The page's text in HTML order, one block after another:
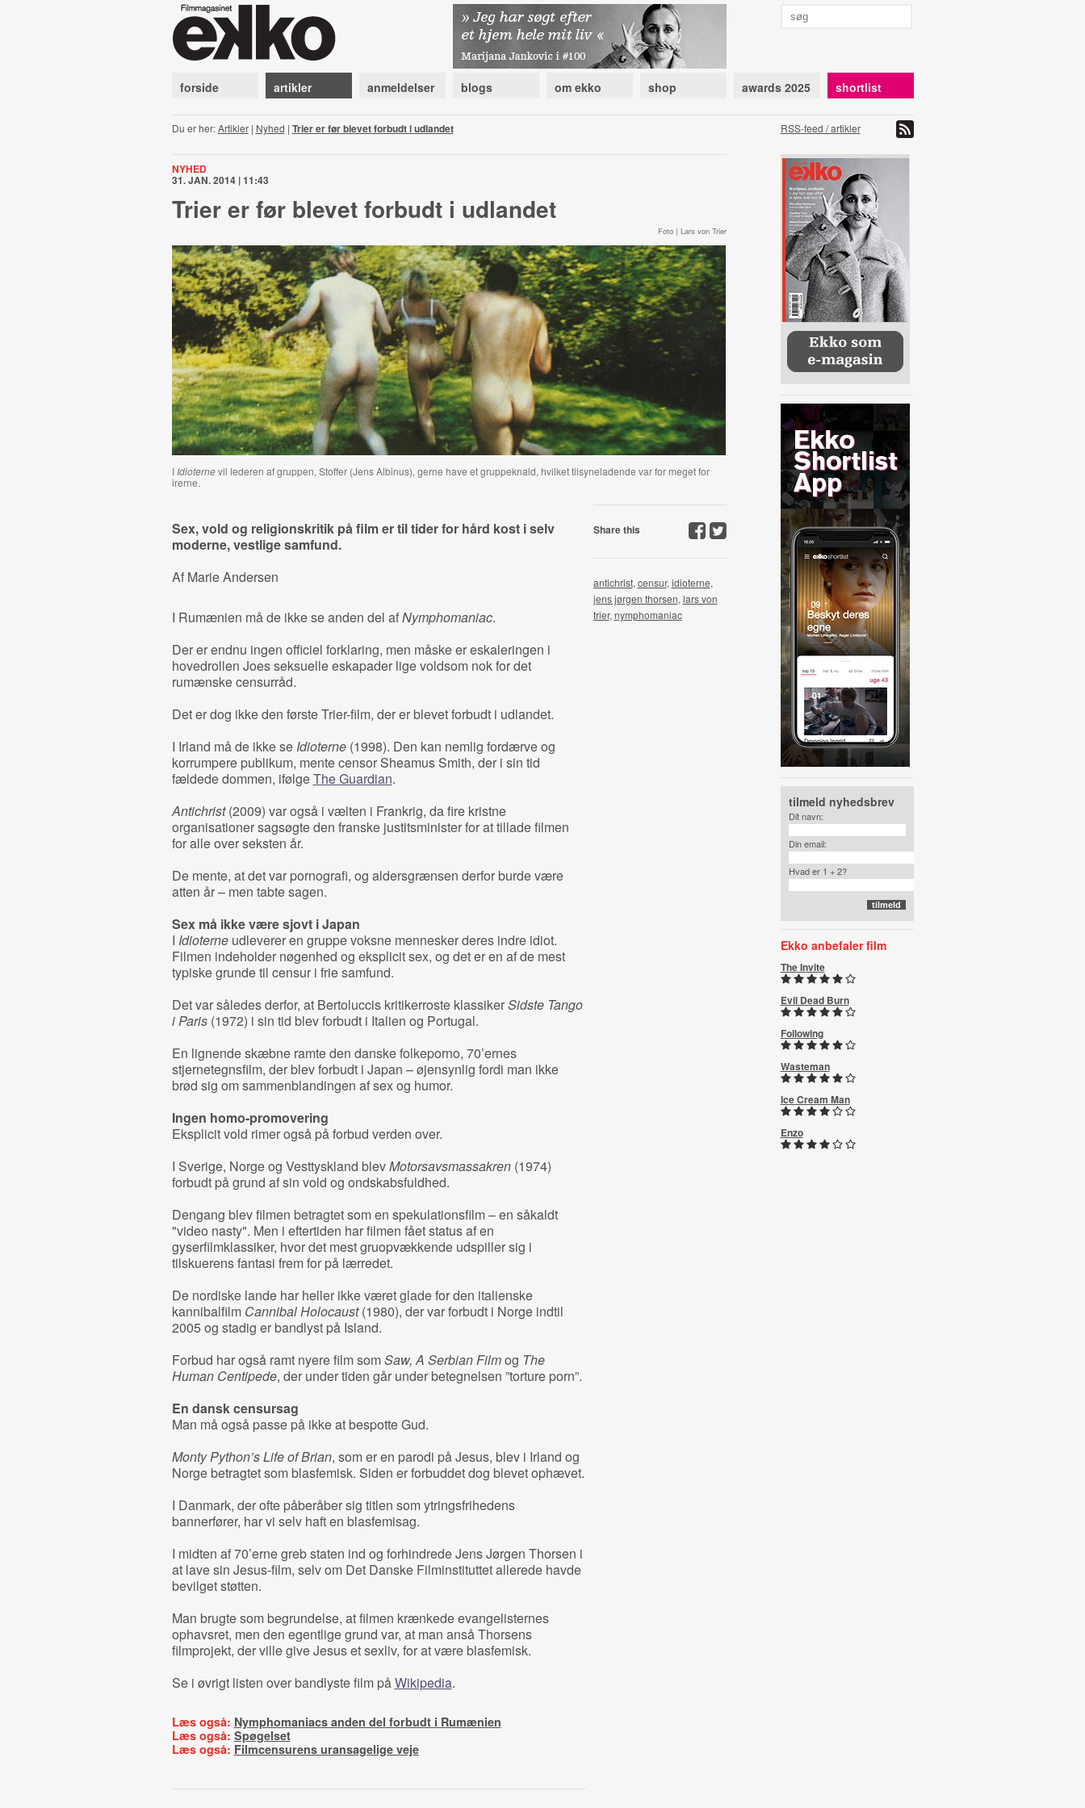
forside artikler anmeldelser blogs om ekko shop awards 2025 shortlist
Du er her:Artikler| Nyhed | Trier er før blevet forbudt i udlandet RSS-feed / artikler
NYHED
31. JAN. 2014 | 11:43
Trier er før blevet forbudt i udlandet
Foto | Lars von Trier
I Idioternevil lederen af gruppen, Stoffer (Jens Albinus), gerne have et gruppeknald, hvilket tilsyneladende var for meget for
irerne.
Sex, vold og religionskritik på film er til tider for hård kost i selv
moderne, vestlige samfund.
Af Marie Andersen
I Rumænien må de ikke se anden del afNymphomaniac.
Der er endnu ingen officiel forklaring, men måske er eskaleringen i
hovedrollen Joes seksuelle eskapader lige voldsom nok for det
rumænske censurråd.
Det er dog ikke den første Trier-film, der er blevet forbudt i udlandet.
I Irland må de ikke se Idioterne(1998). Den kan nemlig fordærve og
korrumpere publikum, mente censor Sheamus Smith, der i sin tid
fældede dommen, ifølgeThe Guardian.
Antichrist(2009) var også i vælten i Frankrig, da fire kristne
organisationer sagsøgte den franske justitsminister for at tillade filmen
for alle over seksten år.
De mente, at det var pornografi, og aldersgrænsen derfor burde være
atten år – men tabte sagen.
Sex må ikke være sjovt i Japan
I Idioterneudleverer en gruppe voksne mennesker deres indre idiot.
Filmen indeholder nøgenhed og eksplicit sex, og det er en af de mest
typiske grunde til censur i frie samfund.
Det var således derfor, at Bertoluccis kritikerroste klassikerSidste Tango
i Paris(1972) i sin tid blev forbudt i Italien og Portugal.
En lignende skæbne ramte den danske folkeporno, 70’ernes
stjernetegnsfilm, der blev forbudt i Japan – øjensynlig fordi man ikke
brød sig om sammenblandingen af sex og humor.
Ingen homo-promovering
Eksplicit vold rimer også på forbud verden over.
I Sverige, Norge og Vesttyskland blevMotorsavsmassakren (1974)
forbudt på grund af sin vold og ondskabsfuldhed.
Dengang blev filmen betragtet som en spekulationsfilm – en såkaldt
"video nasty". Men i eftertiden har filmen fået status af en
gyserfilmklassiker, hvor det mest gruopvækkende udspiller sig i
tilskuerens fantasi frem for på lærredet.
De nordiske lande har heller ikke været glade for den italienske
kannibalfilm Cannibal Holocaust(1980), der var forbudt i Norge indtil
2005 og stadig er bandlyst på Island.
Forbud har også ramt nyere film somSaw, A Serbian Filmog The
Human Centipede, der under tiden går under betegnelsen ”torture porn”.
En dansk censursag
Man må også passe på ikke at bespotte Gud.
Monty Python’s Life of Brian, som er en parodi på Jesus, blev i Irland og
Norge betragtet som blasfemisk. Siden er forbuddet dog blevet ophævet.
I Danmark, der ofte påberåber sig titlen som ytringsfrihedens
bannerfører, har vi selv haft en blasfemisag.
I midten af 70’erne greb staten ind og forhindrede Jens Jørgen Thorsen i
at lave sin Jesus-film, selv om Det Danske Filminstituttet allerede havde
bevilget støtten.
Man brugte som begrundelse, at filmen krænkede evangelisternes
ophavsret, men den egentlige grund var, at man anså Thorsens
filmprojekt, der ville give Jesus et sexliv, for at være blasfemisk.
Se i øvrigt listen over bandlyste film påWikipedia.
Læs også: Nymphomaniacs anden del forbudt i Rumænien
Læs også: Spøgelset
Læs også: Filmcensurens uransagelige veje
Share this
antichrist, censur, idioterne,
jens jørgen thorsen, lars von
trier, nymphomaniac
tilmeld nyhedsbrev
Dit navn:
Din email:
Hvad er 1 + 2?
Ekko anbefaler film
The Invite
Evil Dead Burn
Following
Wasteman
Ice Cream Man
Enzo